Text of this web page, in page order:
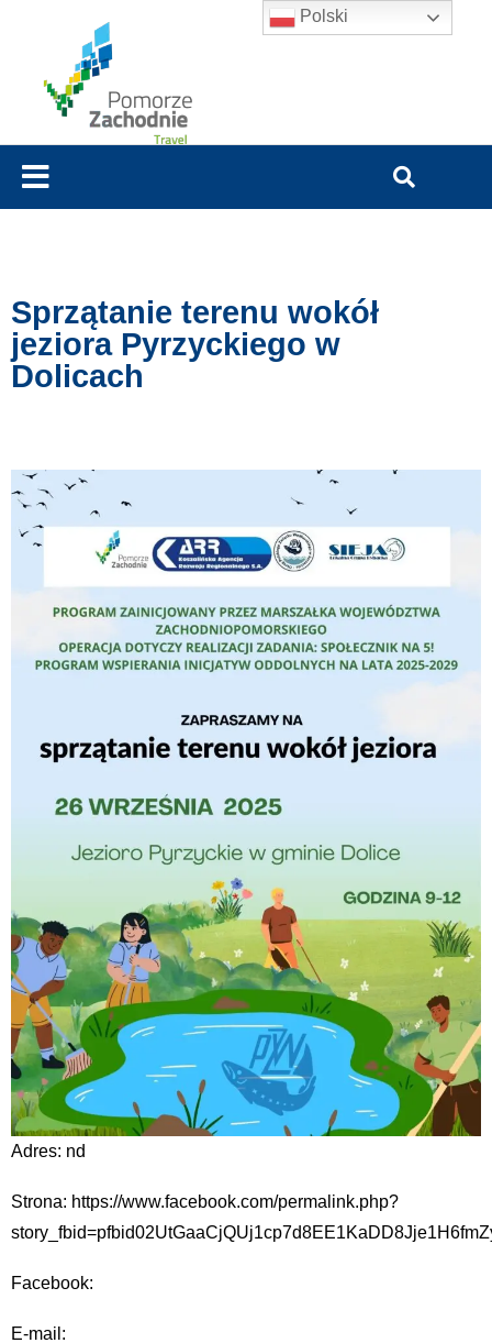
Sprzątanie terenu wokół
jeziora Pyrzyckiego w
Dolicach
Adres: nd
Strona: https://www.facebook.com/permalink.php?
Facebook:
E-mail:
Polski